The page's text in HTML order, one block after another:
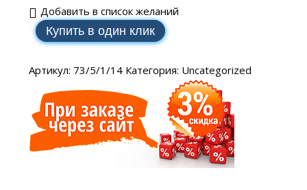
Добавить в список желаний
Купить в один клик
Артикул: 73/5/1/14 Категория: Uncategorized